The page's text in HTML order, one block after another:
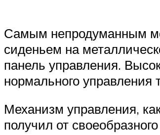
Самым непродуманным
сиденьем на
панель управления.
нормального
Механизм управления,
получил от